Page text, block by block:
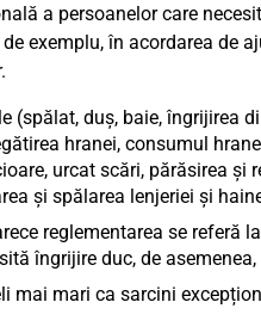
a persoanelor care
exemplu, în acordarea de
duș, baie, îngrijirea
hranei, consumul
urcat scări, părăsirea și
și spălarea lenjeriei și
reglementarea se referă
îngrijire duc, de
mari ca sarcini